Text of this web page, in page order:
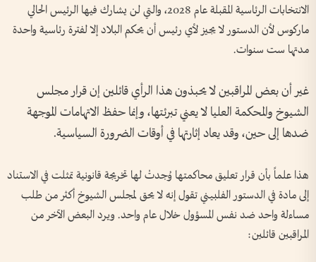
الانتخابات الرئاسية المقبلة عام 2028، والتي لن يشارك فيها الرئيس الحالي
ماركوس لأن الدستور لا يجيز لأي رئيس أن يحكم البلاد إلا لفترة رئاسية واحدة
مدتها ست سنوات.
غير أن بعض المراقبين لا يحبذون هذا الرأي قائلين إن قرار مجلس
الشيوخ والمحكمة العليا لا يعني تبرئتها، وإنما حفظ الاتهامات الموجهة
ضدها إلى حين، وقد يعاد إثارتها في أوقات الضرورة السياسية.
هذا علماً بأن قرار تعليق محاكمتها وُجدتْ لها تخريجة قانونية تمثلت في الاستناد
إلى مادة في الدستور الفلبيني تقول إنه لا يحق لمجلس الشيوخ أكثر من طلب
مساءلة واحد ضد نفس المسؤول خلال عام واحد. ويرد البعض الآخر من
المراقبين قائلين: